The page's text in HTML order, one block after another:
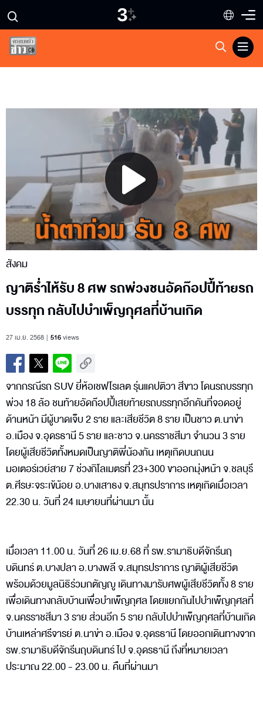
Play
Video
สังคม
ญาติร่ำไห้รับ 8 ศพ รถพ่วงชนอัดก๊อปปี้ท้ายรถ
บรรทุก กลับไปบำเพ็ญกุศลที่บ้านเกิด
27 เม.ย. 2568 516views
จากกรณีรถ SUV ยี่ห้อเชฟโรเลต รุ่นแคปติวา สีขาว โดนรถบรรทุก
พ่วง 18 ล้อ ชนท้ายอัดก๊อปปี้เสยท้ายรถบรรทุกอีกคันที่จอดอยู่
ด้านหน้า มีผู้บาดเจ็บ 2 ราย และเสียชีวิต 8 ราย เป็นชาว ต.นาข่า
อ.เมือง จ.อุดรธานี 5 ราย และชาว จ.นครราชสีมา จำนวน 3 ราย
โดยผู้เสียชีวิตทั้งหมดเป็นญาติพี่น้องกัน เหตุเกิดบนถนน
มอเตอร์เวย์สาย 7 ช่วงกิโลเมตรที่ 23+300 ขาออกมุ่งหน้า จ.ชลบุรี
ต.ศีรษะจระเข้น้อย อ.บางเสาธง จ.สมุทรปราการ เหตุเกิดเมื่อเวลา
22.30 น. วันที่ 24 เมษายนที่ผ่านมา นั้น
เมื่อเวลา 11.00 น. วันที่ 26 เม.ย.68 ที่ รพ.รามาธิบดีจักรีนฤ
บดินทร์ ต.บางปลา อ.บางพลี จ.สมุทรปราการ ญาติผู้เสียชีวิต
พร้อมด้วยมูลนิธิร่วมกตัญญู เดินทางมารับศพผู้เสียชีวิตทั้ง 8 ราย
เพื่อเดินทางกลับบ้านเพื่อบำเพ็ญกุศล โดยแยกกันไปบำเพ็ญกุศลที่
จ.นครราชสีมา 3 ราย ส่วนอีก 5 ราย กลับไปบำเพ็ญกุศลที่บ้านเกิด
บ้านเหล่าศรีจารย์ ต.นาข่า อ.เมือง จ.อุดรธานี โดยออกเดินทางจาก
รพ.รามาธิบดีจักรีนฤบดินทร์ ไป จ.อุดรธานี ถึงที่หมายเวลา
ประมาณ 22.00 - 23.00 น. คืนที่ผ่านมา